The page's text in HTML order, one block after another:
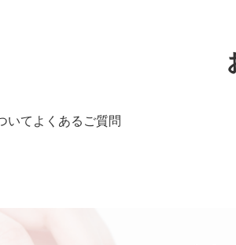
いてよくあるご質問